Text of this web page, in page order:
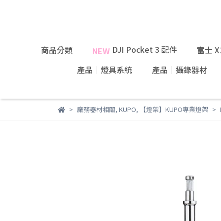
商品分類 NEW DJI Pocket 3 配件
富士
產品｜燈具系統
產品｜攝錄器材
廠務器材相關, KUPO, 【燈架】KUPO專業燈架